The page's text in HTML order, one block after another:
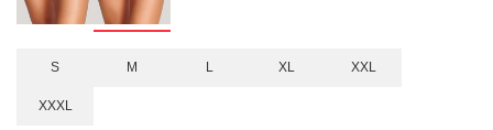
S M L XL XXL
XXXL